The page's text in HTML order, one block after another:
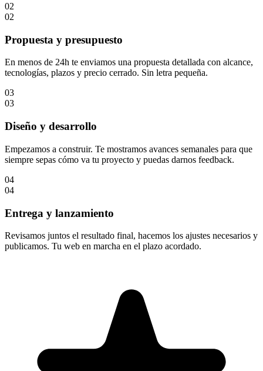
02
02
Propuesta y presupuesto
En menos de 24h te enviamos una propuesta detallada con alcance,
tecnologías, plazos y precio cerrado. Sin letra pequeña.
03
03
Diseño y desarrollo
Empezamos a construir. Te mostramos avances semanales para que
siempre sepas cómo va tu proyecto y puedas darnos feedback.
04
04
Entrega y lanzamiento
Revisamos juntos el resultado final, hacemos los ajustes necesarios y
publicamos. Tu web en marcha en el plazo acordado.